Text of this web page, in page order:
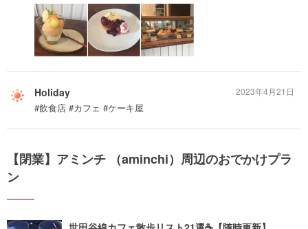
Holiday
#飲食店 #カフェ #ケーキ屋
2023年4月21日
【閉業】アミンチ （aminchi）周辺のおでかけプラ
ン